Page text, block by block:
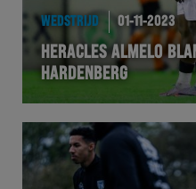
BusinessClub
Herakids
Team Zwart Wit
WEDSTRIJD 01-11-2023
HERACLES ALMELO
HARDENBERG